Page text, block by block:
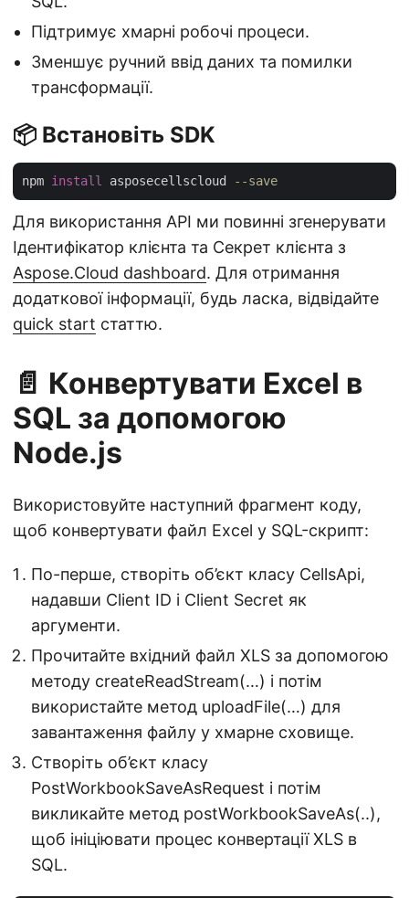
Підтримує хмарні робочі процеси.
Зменшує ручний ввід даних та помилки
трансформації.
📦 Встановіть SDK
npm install asposecellscloud --save
Для використання API ми повинні згенерувати
Ідентифікатор клієнта та Секрет клієнта з
Aspose.Cloud dashboard. Для отримання
додаткової інформації, будь ласка, відвідайте
quick start статтю.
📄 Конвертувати Excel в
SQL за допомогою
Node.js
Використовуйте наступний фрагмент коду,
щоб конвертувати файл Excel у SQL-скрипт:
По-перше, створіть об’єкт класу CellsApi,
надавши Client ID і Client Secret як
аргументи.
Прочитайте вхідний файл XLS за допомогою
методу createReadStream(…) і потім
використайте метод uploadFile(…) для
завантаження файлу у хмарне сховище.
Створіть об’єкт класу
PostWorkbookSaveAsRequest і потім
викликайте метод postWorkbookSaveAs(..),
щоб ініціювати процес конвертації XLS в
SQL.